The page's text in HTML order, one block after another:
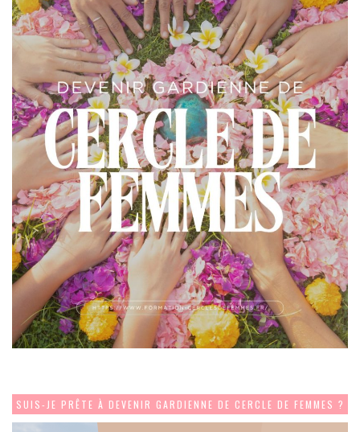
SUIS-JE PRÊTE À DEVENIR GARDIENNE DE CERCLE DE FEMMES ?